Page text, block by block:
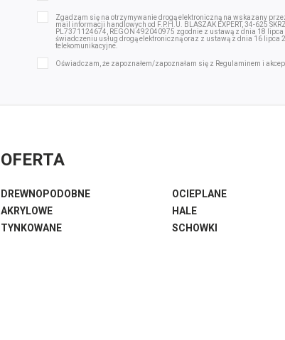
Zgadzam się na otrzymywanie drogą elektroniczną na wskazany
mail informacji handlowych od F.P.H.U. BLASZAK EXPERT, 34-625
PL7371124674, REGON 492040975 zgodnie z ustawą z dnia 18 lipca
świadczeniu usług drogą elektroniczną oraz z ustawą z dnia 16 lipca
telekomunikacyjne.
Oświadczam, że zapoznałem/zapoznałam się z Regulaminem i
OFERTA
DREWNOPODOBNE
OCIEPLANE
AKRYLOWE
HALE
TYNKOWANE
SCHOWKI